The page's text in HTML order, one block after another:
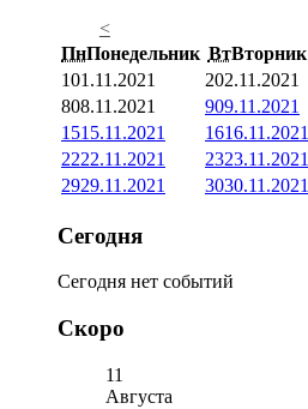
<
ПнПонедельник ВтВторник
101.11.2021 202.11.2021
808.11.2021 909.11.2021
1515.11.2021 1616.11.2021
2222.11.2021 2323.11.2021
2929.11.2021 3030.11.2021
Сегодня
Сегодня нет событий
Скоро
11
Августа